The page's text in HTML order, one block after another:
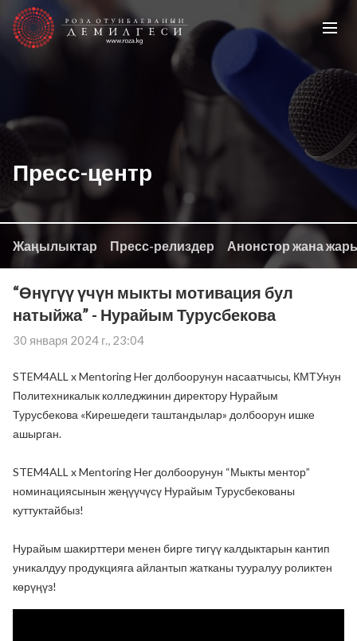
Пресс-центр
Жаңылыктар Пресс-релиздер Анонстор жана
“Өнүгүү үчүн мыкты мотивация бул
натыйжа” - Нурайым Турусбекова
30 января 2024 г., 23:04
STEM4ALL x Mentoring Her долбоорунун насаатчысы, КМТУнун
Политехникалык колледжинин директору Нурайым
Турусбекова «Кирешедеги таштандылар» долбоорун ишке
ашырган.
STEM4ALL x Mentoring Her долбоорунун “Мыкты ментор”
номинациясынын жеңүүчүсү Нурайым Турусбекованы
куттуктайбыз!
Нурайым шакирттери менен бирге тигүү калдыктарын кантип
уникалдуу продукцияга айлантып жатканы тууралуу роликтен
көрүңүз!